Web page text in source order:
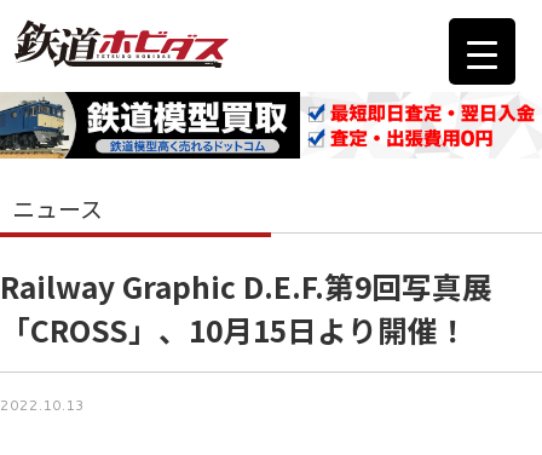
ニュース
Railway Graphic D.E.F.第9回写真展
「CROSS」、10月15日より開催！
2022.10.13